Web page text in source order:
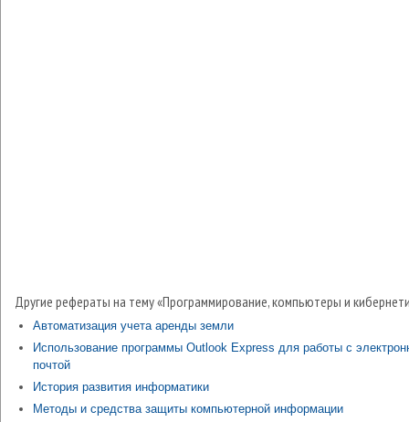
Другие рефераты на тему «Программирование, компьютеры и
Автоматизация учета аренды земли
Использование программы Outlook Express для работы с
почтой
История развития информатики
Методы и средства защиты компьютерной информации